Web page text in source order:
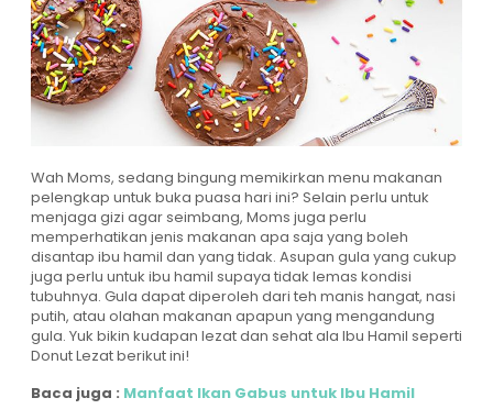
Wah Moms, sedang bingung memikirkan menu makanan
pelengkap untuk buka puasa hari ini? Selain perlu untuk
menjaga gizi agar seimbang, Moms juga perlu
memperhatikan jenis makanan apa saja yang boleh
disantap ibu hamil dan yang tidak. Asupan gula yang cukup
juga perlu untuk ibu hamil supaya tidak lemas kondisi
tubuhnya. Gula dapat diperoleh dari teh manis hangat, nasi
putih, atau olahan makanan apapun yang mengandung
gula. Yuk bikin kudapan lezat dan sehat ala Ibu Hamil seperti
Donut Lezat berikut ini!
Baca juga : Manfaat Ikan Gabus untuk Ibu Hamil